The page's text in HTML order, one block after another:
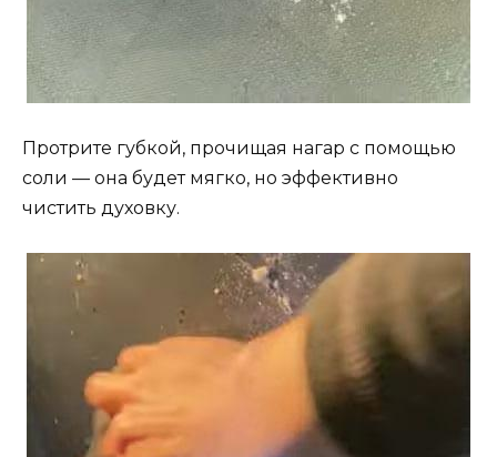
Протрите губкой, прочищая нагар с помощью
соли — она будет мягко, но эффективно
чистить духовку.